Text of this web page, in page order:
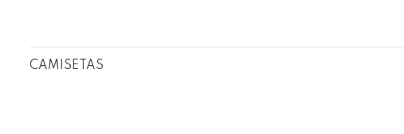
CAMISETAS